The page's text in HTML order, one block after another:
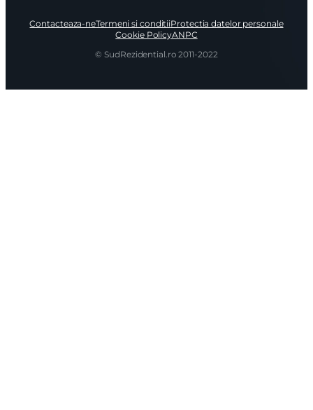
Contacteaza-neTermeni si conditiiProtectia datelor personale
Cookie PolicyANPC
© SudRezidential.ro 2011-2022